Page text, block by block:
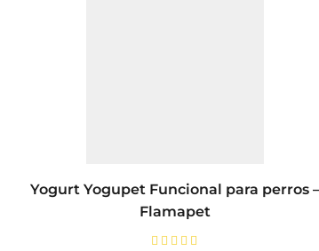
Yogurt Yogupet Funcional para perros –
Flamapet